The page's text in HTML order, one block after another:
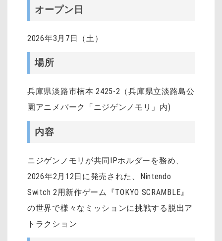
オープン日
2026年3月7日（土）
場所
兵庫県淡路市楠本 2425-2（兵庫県立淡路島公
園アニメパーク「ニジゲンノモリ」内)
内容
ニジゲンノモリが共同IPホルダーを務め、
2026年2月12日に発売された、Nintendo
Switch 2用新作ゲーム『TOKYO SCRAMBLE』
の世界で様々なミッションに挑戦する脱出ア
トラクション